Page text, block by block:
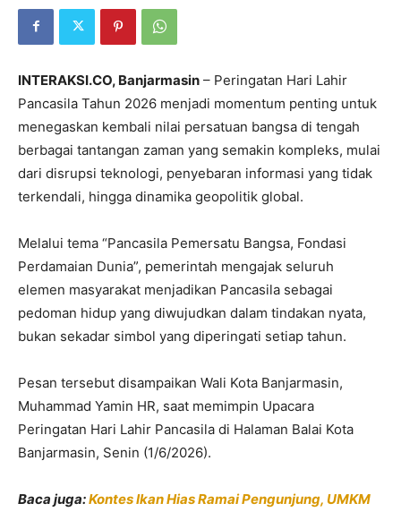
INTERAKSI.CO, Banjarmasin – Peringatan Hari Lahir
Pancasila Tahun 2026 menjadi momentum penting untuk
menegaskan kembali nilai persatuan bangsa di tengah
berbagai tantangan zaman yang semakin kompleks, mulai
dari disrupsi teknologi, penyebaran informasi yang tidak
terkendali, hingga dinamika geopolitik global.
Melalui tema “Pancasila Pemersatu Bangsa, Fondasi
Perdamaian Dunia”, pemerintah mengajak seluruh
elemen masyarakat menjadikan Pancasila sebagai
pedoman hidup yang diwujudkan dalam tindakan nyata,
bukan sekadar simbol yang diperingati setiap tahun.
Pesan tersebut disampaikan Wali Kota Banjarmasin,
Muhammad Yamin HR, saat memimpin Upacara
Peringatan Hari Lahir Pancasila di Halaman Balai Kota
Banjarmasin, Senin (1/6/2026).
Baca juga:Kontes Ikan Hias Ramai Pengunjung, UMKM